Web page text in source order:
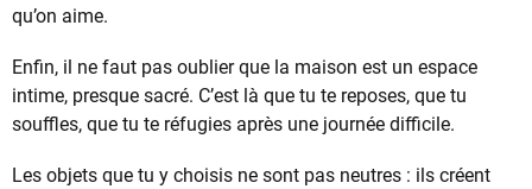
qu’on aime.
Enfin, il ne faut pas oublier que la maison est un espace
intime, presque sacré. C’est là que tu te reposes, que tu
souffles, que tu te réfugies après une journée difficile.
Les objets que tu y choisis ne sont pas neutres : ils créent